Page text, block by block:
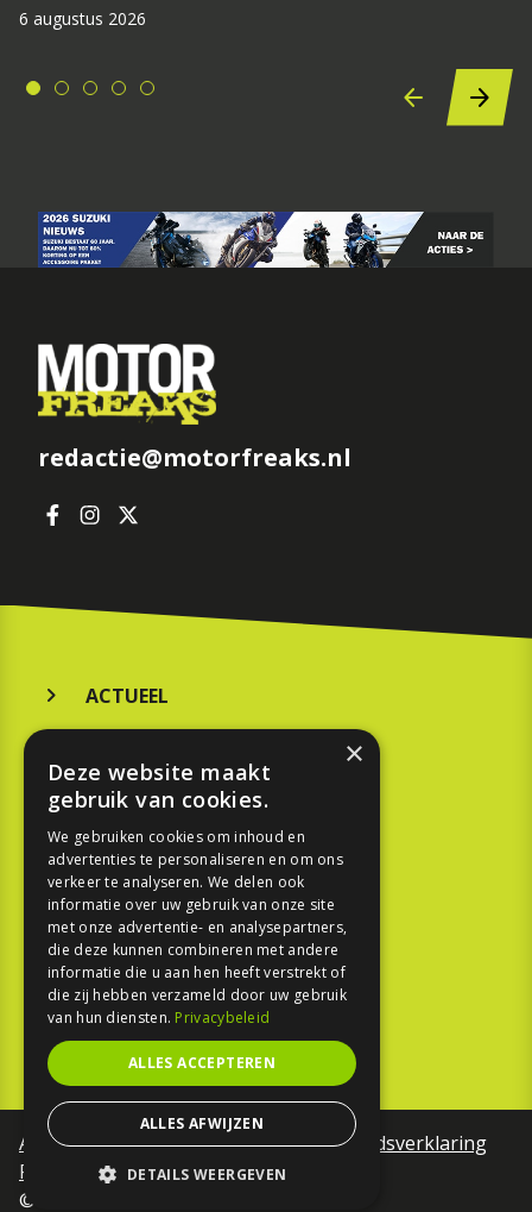
6 augustus 2026
redactie@motorfreaks.nl
ACTUEEL
KOOPGIDS
TESTEN
SPORT
REPORTAGE
TOUREN
NIEUWSBRIEF
Algemene voorwaardenToegankelijkheidsverklaring
Privacy Policy
©Motorfreaks 2026
×
Deze website maakt
gebruik van cookies.
We gebruiken cookies om inhoud en
advertenties te personaliseren en om ons
verkeer te analyseren. We delen ook
informatie over uw gebruik van onze site
met onze advertentie- en analysepartners,
die deze kunnen combineren met andere
informatie die u aan hen heeft verstrekt of
die zij hebben verzameld door uw gebruik
van hun diensten. Privacybeleid
ALLES ACCEPTEREN
ALLES AFWIJZEN
DETAILS WEERGEVEN